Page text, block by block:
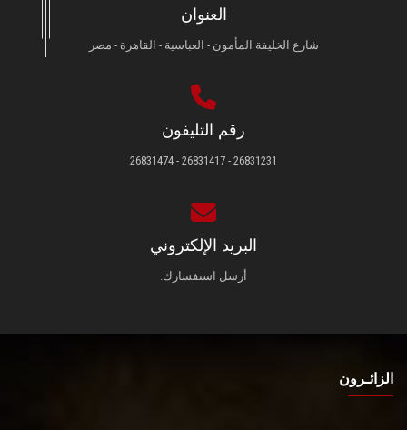
العنوان
شارع الخليفة المأمون - العباسية - القاهرة - مصر
رقم التليفون
26831231 - 26831417 - 26831474
البريد الإلكتروني
أرسل استفسارك.
الزائـرون